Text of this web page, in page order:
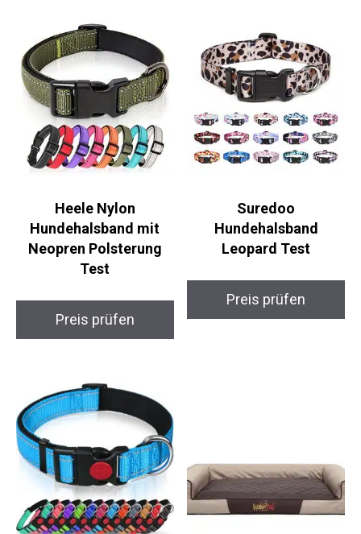
Heele Nylon
Hundehalsband mit
Neopren Polsterung
Test
Preis prüfen
Suredoo
Hundehalsband
Leopard Test
Preis prüfen